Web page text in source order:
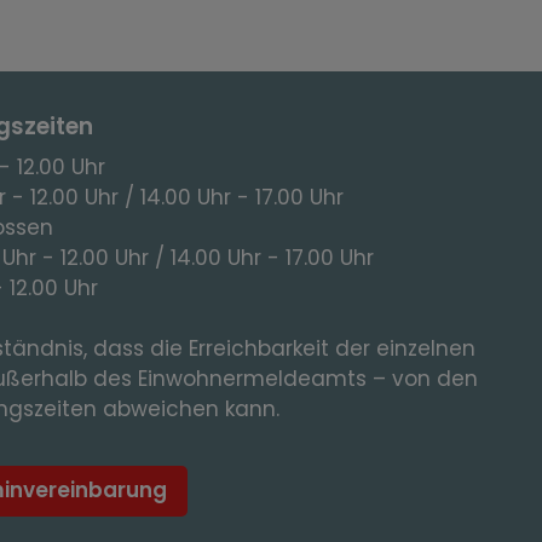
12.00 Uhr
- 12.00 Uhr / 14.00 Uhr - 17.00 Uhr
- 12.00 Uhr / 14.00 Uhr - 17.00 Uhr
Uhr
dass die Erreichbarkeit der einzelnen
des Einwohnermeldeamts – von den
abweichen kann.